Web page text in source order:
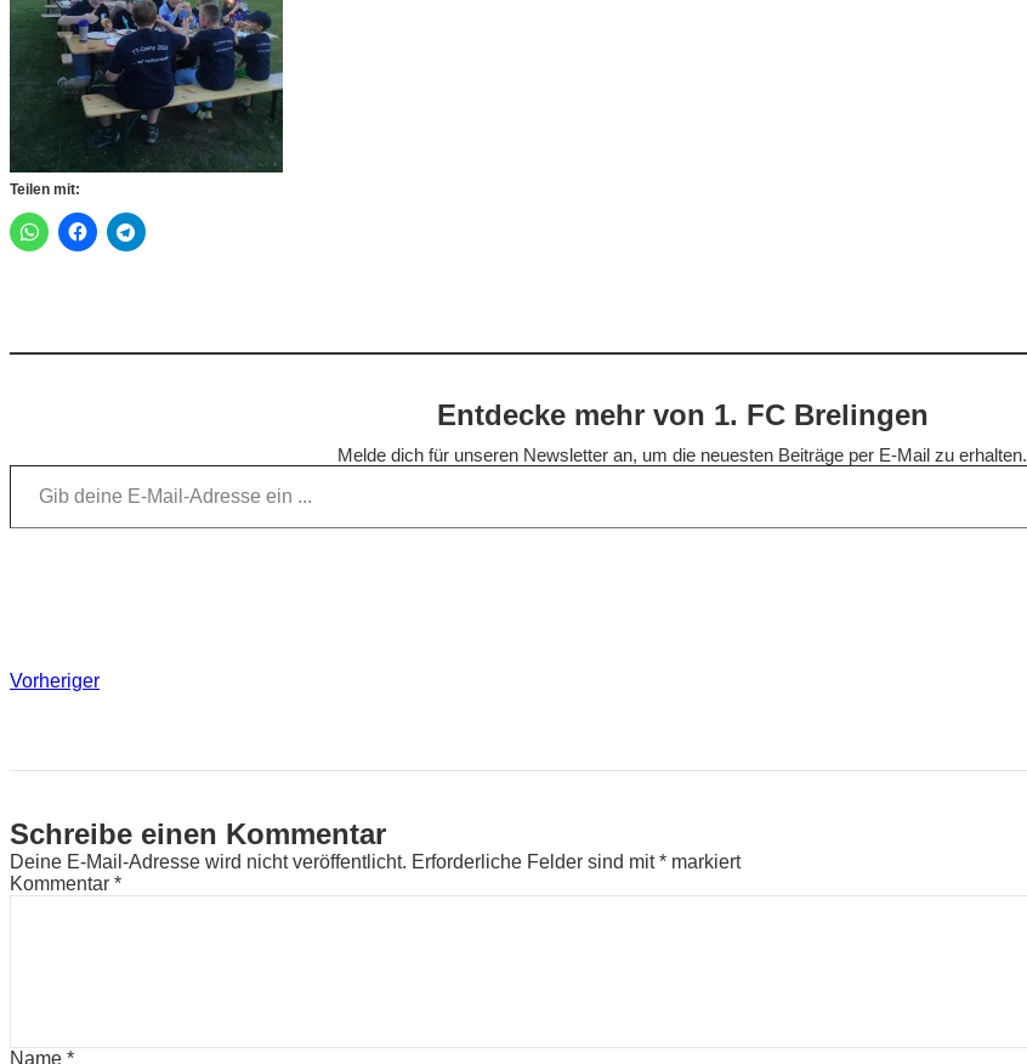
Teilen mit:
Entdecke mehr von 1. FC Brelingen
Melde dich für unseren Newsletter an, um die neuesten Beiträge per E-Mail zu erhalten.
Gib deine E-Mail-Adresse ein …
Vorheriger
Schreibe einen Kommentar
Deine E-Mail-Adresse wird nicht veröffentlicht. Erforderliche Felder sind mit* markiert
Kommentar *
Name *